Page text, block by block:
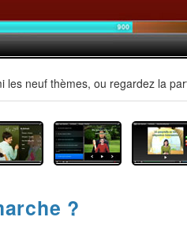
les neuf thèmes, ou regardez la
?